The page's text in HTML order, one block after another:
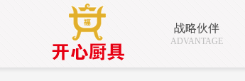
战略伙伴
ADVANTAGE